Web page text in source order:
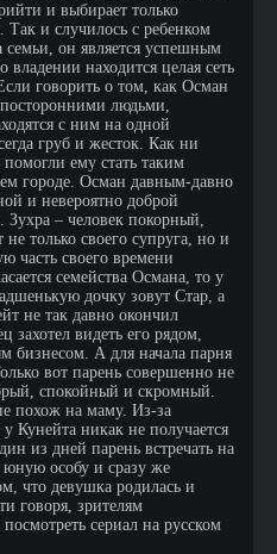
и выбирает только
и случилось с ребенком
семьи, он является успешным
владении находится целая сеть
говорить о том, как Осман
людьми,
с ним на одной
груб и жесток. Как ни
ему стать таким
городе. Осман давным-давно
и невероятно доброй
Зухра – человек покорный,
только своего супруга, но и
часть своего времени
семейства Османа, то у
дочку зовут Стар, а
не так давно окончил
захотел видеть его рядом,
бизнесом. А для начала парня
вот парень совершенно не
спокойный и скромный.
похож на маму. Из-за
Кунейта никак не получается
из дней парень встречать на
особу и сразу же
что девушка родилась и
говоря, зрителям
сериал на русском